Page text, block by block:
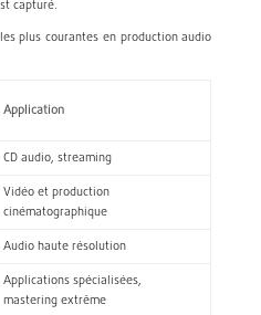
capturé.
plus courantes en production audio
Application
CD audio, streaming
Vidéo et production
cinématographique
Audio haute résolution
Applications spécialisées,
mastering extrême